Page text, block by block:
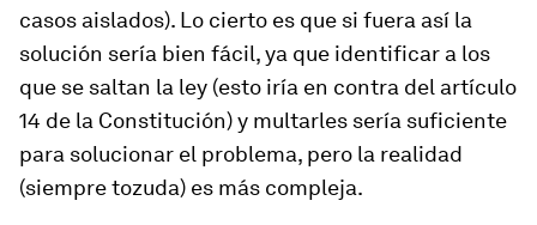
casos aislados). Lo cierto es que si fuera así la
solución sería bien fácil, ya que identificar a los
que se saltan la ley (esto iría en contra del artículo
14 de la Constitución) y multarles sería suficiente
para solucionar el problema, pero la realidad
(siempre tozuda) es más compleja.